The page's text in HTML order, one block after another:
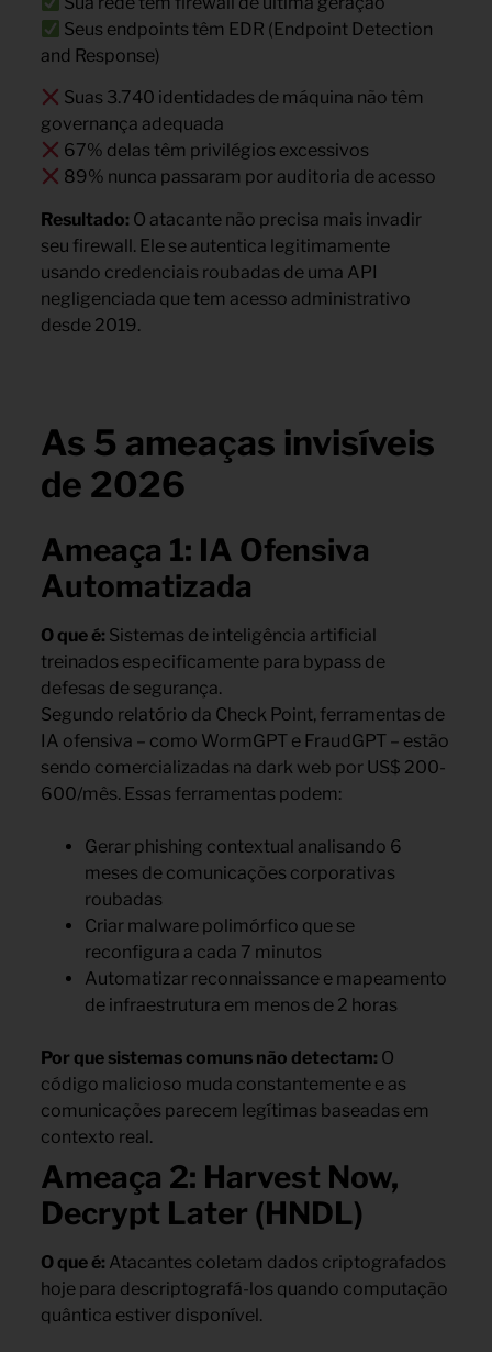
Seus endpoints têm EDR (Endpoint Detection
and Response)
Suas 3.740 identidades de máquina não têm
governança adequada
67% delas têm privilégios excessivos
89% nunca passaram por auditoria de acesso
Resultado: O atacante não precisa mais invadir
seu firewall. Ele se autentica legitimamente
usando credenciais roubadas de uma API
negligenciada que tem acesso administrativo
desde 2019.
As 5 ameaças invisíveis
de 2026
Ameaça 1: IA Ofensiva
Automatizada
O que é: Sistemas de inteligência artificial
treinados especificamente para bypass de
defesas de segurança.
Segundo relatório da Check Point, ferramentas de
IA ofensiva – como WormGPT e FraudGPT – estão
sendo comercializadas na dark web por US$ 200-
600/mês. Essas ferramentas podem:
Gerar phishing contextual analisando 6
meses de comunicações corporativas
roubadas
Criar malware polimórfico que se
reconfigura a cada 7 minutos
Automatizar reconnaissance e mapeamento
de infraestrutura em menos de 2 horas
Por que sistemas comuns não detectam: O
código malicioso muda constantemente e as
comunicações parecem legítimas baseadas em
contexto real.
Ameaça 2: Harvest Now,
Decrypt Later (HNDL)
O que é: Atacantes coletam dados criptografados
hoje para descriptografá-los quando computação
quântica estiver disponível.